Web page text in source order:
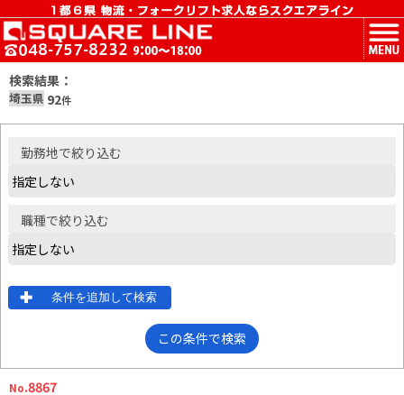
MENU
検索結果：
埼玉県 92件
勤務地で絞り込む
職種で絞り込む
条件を追加して検索
この条件で検索
No.8867